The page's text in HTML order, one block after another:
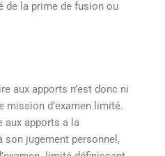
de la prime de fusion ou
aux apports n’est donc ni
mission d’examen limité.
aux apports a la
son jugement personnel,